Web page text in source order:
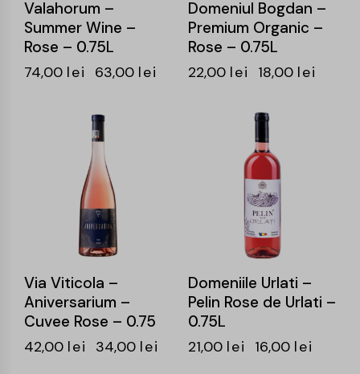
Valahorum –
Summer Wine –
Rose – 0.75L
74,00 lei 63,00 lei
Domeniul Bogdan –
Premium Organic –
Rose – 0.75L
22,00 lei 18,00 lei
Via Viticola –
Aniversarium –
Cuvee Rose – 0.75
42,00 lei 34,00 lei
Domeniile Urlati –
Pelin Rose de Urlati –
0.75L
21,00 lei 16,00 lei